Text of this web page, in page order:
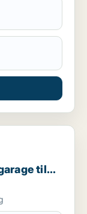
eller garage til
til